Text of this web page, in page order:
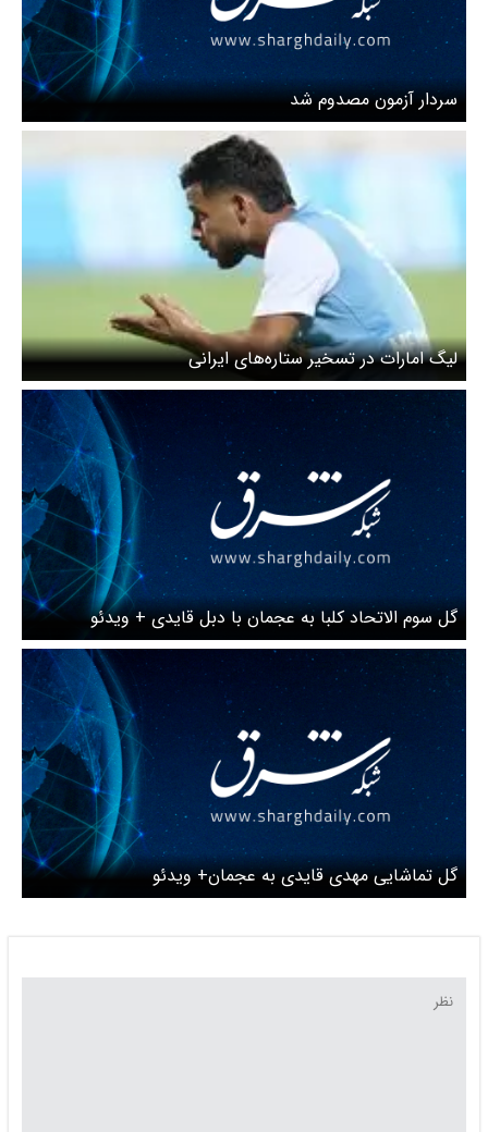
سردار آزمون مصدوم شد
لیگ امارات در تسخیر ستاره‌های ایرانی
گل سوم الاتحاد کلبا به عجمان با دبل قایدی + ویدئو
گل تماشایی مهدی قایدی به عجمان+ ویدئو